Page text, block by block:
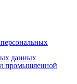
данных
и промышленной